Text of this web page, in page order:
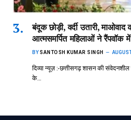
बंदूक छोड़ी, वर्दी उतारी, माओवाद
आत्मसमर्पित महिलाओं ने रैंपवॉक
BY SANTOSH KUMAR SINGH
दिव्या न्यूज़ :-छत्तीसगढ़ शासन की
के…